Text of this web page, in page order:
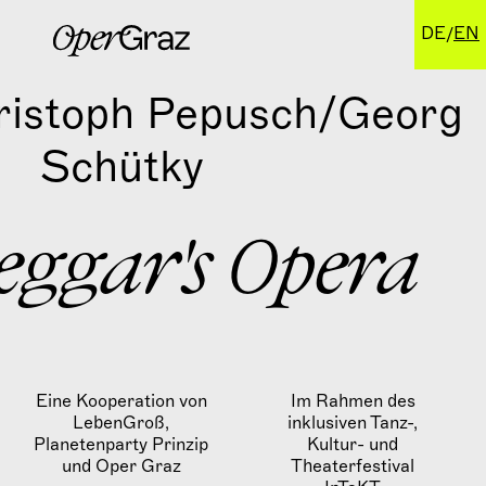
DE EN
Pepusch/Georg
Schütky
Opera
Eine Kooperation von
LebenGroß,
Planetenparty Prinzip
und Oper Graz
Im Rahmen des
inklusiven Tanz-,
Kultur- und
Theaterfestival